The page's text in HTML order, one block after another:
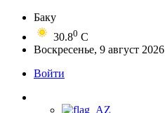
Баку
30.80 C
Воскресенье, 9 август 2026
Войти